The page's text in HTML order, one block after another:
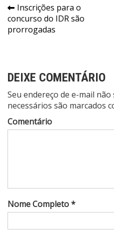
Navegação
de
Inscrições para o
concurso do IDR são
prorrogadas
DEIXE COMENTÁRIO
Seu endereço de e-mail
necessários são marcados
Comentário
Nome Completo *